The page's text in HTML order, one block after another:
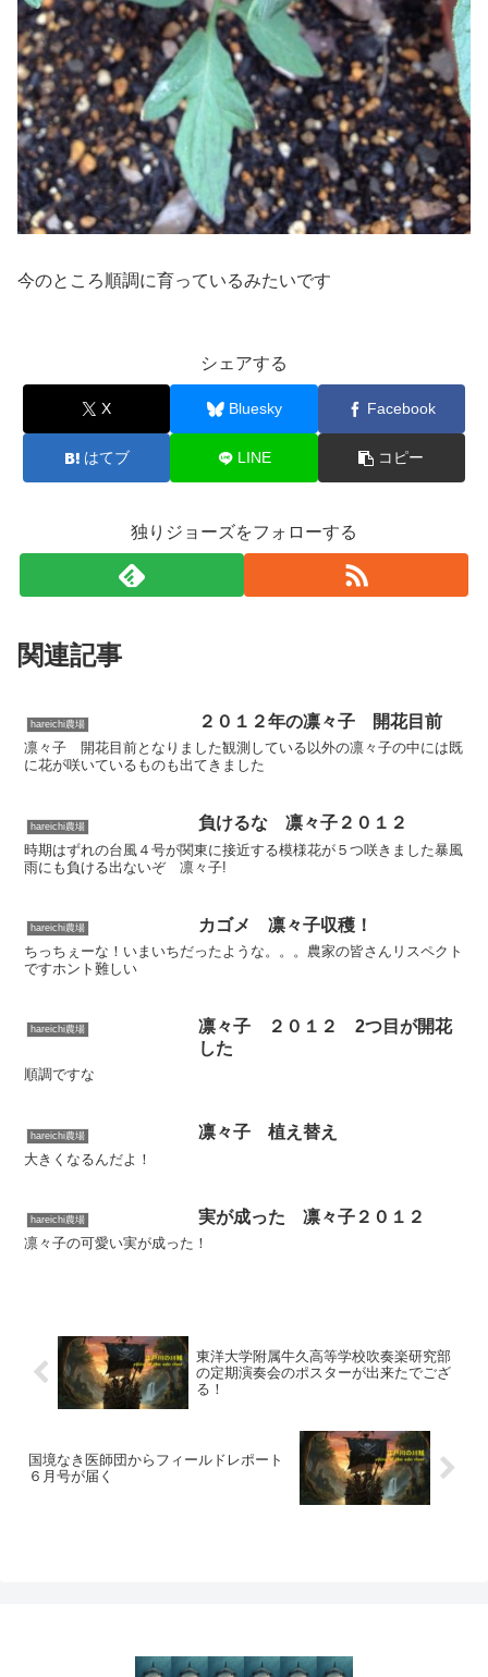
今のところ順調に育っているみたいです
シェアする
X Bluesky Facebook
はてブ LINE コピー
独りジョーズをフォローする
関連記事
hareichi農場 ２０１２年の凛々子 開花目前
凛々子 開花目前となりました観測している以外の凛々子の中には既
に花が咲いているものも出てきました
hareichi農場 負けるな 凛々子２０１２
時期はずれの台風４号が関東に接近する模様花が５つ咲きました暴風
雨にも負ける出ないぞ 凛々子!
hareichi農場 カゴメ 凛々子収穫！
ちっちぇーな！いまいちだったような。。。農家の皆さんリスペクト
ですホント難しい
hareichi農場
凛々子 ２０１２ 2つ目が開花
した
順調ですな
hareichi農場 凛々子 植え替え
大きくなるんだよ！
hareichi農場 実が成った 凛々子２０１２
凛々子の可愛い実が成った！
東洋大学附属牛久高等学校吹奏楽研究部
の定期演奏会のポスターが出来たでござ
る！
国境なき医師団からフィールドレポート
６月号が届く